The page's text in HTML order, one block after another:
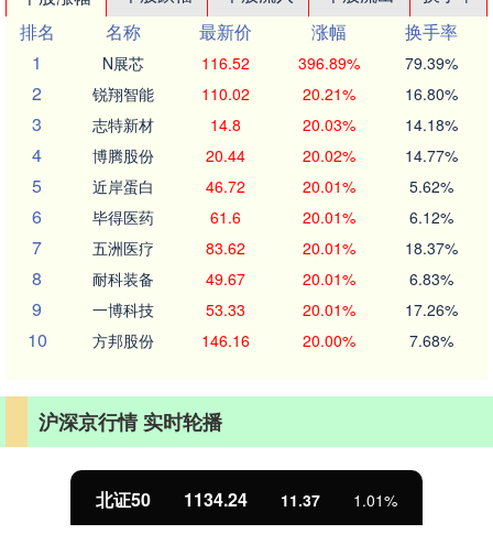
排名
名称 最新价 涨幅
换手率
1
N展芯 116.52 396.89% 79.39%
2 锐翔智能 110.02 20.21% 16.80%
3 志特新材 14.8 20.03% 14.18%
4 博腾股份 20.44 20.02% 14.77%
5 近岸蛋白 46.72 20.01% 5.62%
6 毕得医药 61.6 20.01% 6.12%
7 五洲医疗 83.62 20.01% 18.37%
8 耐科装备 49.67 20.01% 6.83%
9 一博科技 53.33 20.01% 17.26%
10 方邦股份 146.16 20.00% 7.68%
沪深京行情 实时轮播
北证50 1134.24 11.37 1.01%